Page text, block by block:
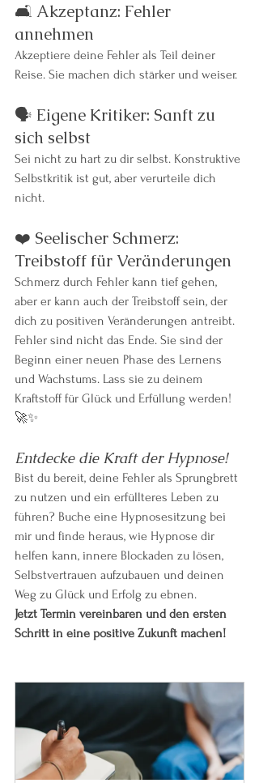
🛋️ Akzeptanz: Fehler
annehmen
Akzeptiere deine Fehler als Teil deiner
Reise. Sie machen dich stärker und weiser.
🗣️ Eigene Kritiker: Sanft zu
sich selbst
Sei nicht zu hart zu dir selbst. Konstruktive
Selbstkritik ist gut, aber verurteile dich
nicht.
❤️ Seelischer Schmerz:
Treibstoff für Veränderungen
Schmerz durch Fehler kann tief gehen,
aber er kann auch der Treibstoff sein, der
dich zu positiven Veränderungen antreibt.
Fehler sind nicht das Ende. Sie sind der
Beginn einer neuen Phase des Lernens
und Wachstums. Lass sie zu deinem
Kraftstoff für Glück und Erfüllung werden!
🚀✨
Entdecke die Kraft der Hypnose!
Bist du bereit, deine Fehler als Sprungbrett
zu nutzen und ein erfüllteres Leben zu
führen? Buche eine Hypnosesitzung bei
mir und finde heraus, wie Hypnose dir
helfen kann, innere Blockaden zu lösen,
Selbstvertrauen aufzubauen und deinen
Weg zu Glück und Erfolg zu ebnen.
Jetzt Termin vereinbaren und den ersten
Schritt in eine positive Zukunft machen!